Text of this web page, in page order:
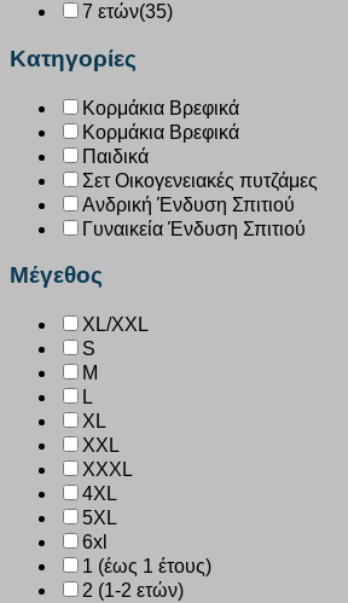
7 ετών(35)
Κατηγορίες
Κορμάκια Βρεφικά
Κορμάκια Βρεφικά
Παιδικά
Σετ Οικογενειακές πυτζάμες
Ανδρική Ένδυση Σπιτιού
Γυναικεία Ένδυση Σπιτιού
Μέγεθος
XL/XXL
S
M
L
XL
XXL
XXXL
4XL
5XL
6xl
1 (έως 1 έτους)
2 (1-2 ετών)